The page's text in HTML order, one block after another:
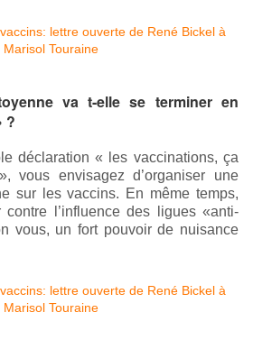
va t-elle se terminer en
?
déclaration « les vaccinations, ça
vous envisagez d’organiser une
sur les vaccins. En même temps,
l’influence des ligues «anti-
vous, un fort pouvoir de nuisance